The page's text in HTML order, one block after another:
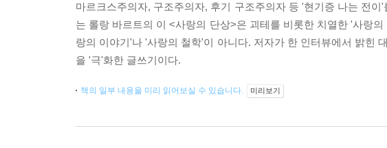
마르크스주의자, 구조주의자, 후기 구조주의자 등 '현기증 나는 전
는 롤랑 바르트의 이 <사랑의 단상>은 괴테를 비롯한 치열한 '사랑
랑의 이야기'나 '사랑의 철학'이 아니다. 저자가 한 인터뷰에서 밝힌
을 '극'화한 글쓰기이다.
책의 일부 내용을 미리 읽어보실 수 있습니다. 미리보기